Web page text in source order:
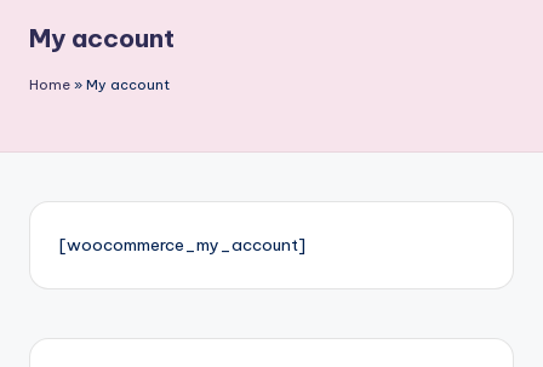
My account
Home » My account
[woocommerce_my_account]